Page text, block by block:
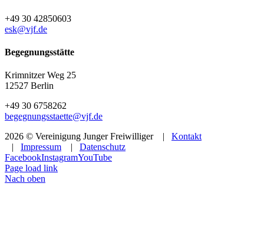
+49 30 42850603
esk@vjf.de
Begegnungsstätte
Krimnitzer Weg 25
12527 Berlin
+49 30 6758262
begegnungsstaette@vjf.de
2026 © Vereinigung Junger Freiwilliger | Kontakt
| Impressum | Datenschutz
FacebookInstagramYouTube
Page load link
Nach oben